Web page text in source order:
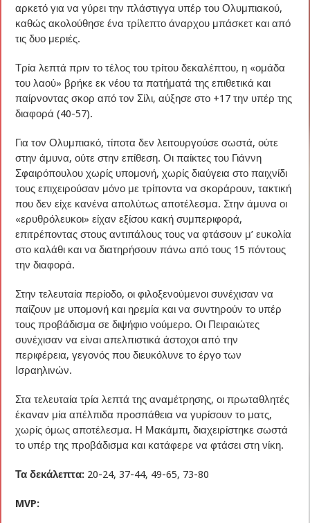
αρκετό για να γύρει την πλάστιγγα υπέρ του Ολυμπιακού,
καθώς ακολούθησε ένα τρίλεπτο άναρχου μπάσκετ και από
τις δυο μεριές.
Τρία λεπτά πριν το τέλος του τρίτου δεκαλέπτου, η «ομάδα
του λαού» βρήκε εκ νέου τα πατήματά της επιθετικά και
παίρνοντας σκορ από τον Σίλι, αύξησε στο +17 την υπέρ της
διαφορά (40-57).
Για τον Ολυμπιακό, τίποτα δεν λειτουργούσε σωστά, ούτε
στην άμυνα, ούτε στην επίθεση. Οι παίκτες του Γιάννη
Σφαιρόπουλου χωρίς υπομονή, χωρίς διαύγεια στο παιχνίδι
τους επιχειρούσαν μόνο με τρίποντα να σκοράρουν, τακτική
που δεν είχε κανένα απολύτως αποτέλεσμα. Στην άμυνα οι
«ερυθρόλευκοι» είχαν εξίσου κακή συμπεριφορά,
επιτρέποντας στους αντιπάλους τους να φτάσουν μ’ ευκολία
στο καλάθι και να διατηρήσουν πάνω από τους 15 πόντους
την διαφορά.
Στην τελευταία περίοδο, οι φιλοξενούμενοι συνέχισαν να
παίζουν με υπομονή και ηρεμία και να συντηρούν το υπέρ
τους προβάδισμα σε διψήφιο νούμερο. Οι Πειραιώτες
συνέχισαν να είναι απελπιστικά άστοχοι από την
περιφέρεια, γεγονός που διευκόλυνε το έργο των
Ισραηλινών.
Στα τελευταία τρία λεπτά της αναμέτρησης, οι πρωταθλητές
έκαναν μία απέλπιδα προσπάθεια να γυρίσουν το ματς,
χωρίς όμως αποτέλεσμα. Η Μακάμπι, διαχειρίστηκε σωστά
το υπέρ της προβάδισμα και κατάφερε να φτάσει στη νίκη.
Τα δεκάλεπτα: 20-24, 37-44, 49-65, 73-80
MVP: